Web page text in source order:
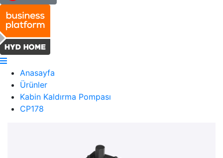
Anasayfa
Ürünler
Kabin Kaldırma Pompası
CP178